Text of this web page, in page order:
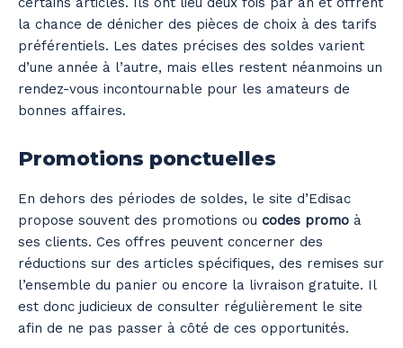
la chance de dénicher des pièces de choix à des tarifs
préférentiels. Les dates précises des soldes varient
d’une année à l’autre, mais elles restent néanmoins un
rendez-vous incontournable pour les amateurs de
bonnes affaires.
Promotions ponctuelles
En dehors des périodes de soldes, le site d’Edisac
propose souvent des promotions ou codes promo à
ses clients. Ces offres peuvent concerner des
réductions sur des articles spécifiques, des remises sur
l’ensemble du panier ou encore la livraison gratuite. Il
est donc judicieux de consulter régulièrement le site
afin de ne pas passer à côté de ces opportunités.